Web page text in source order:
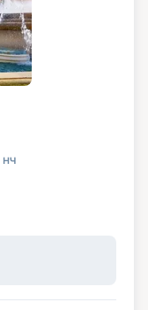
нч